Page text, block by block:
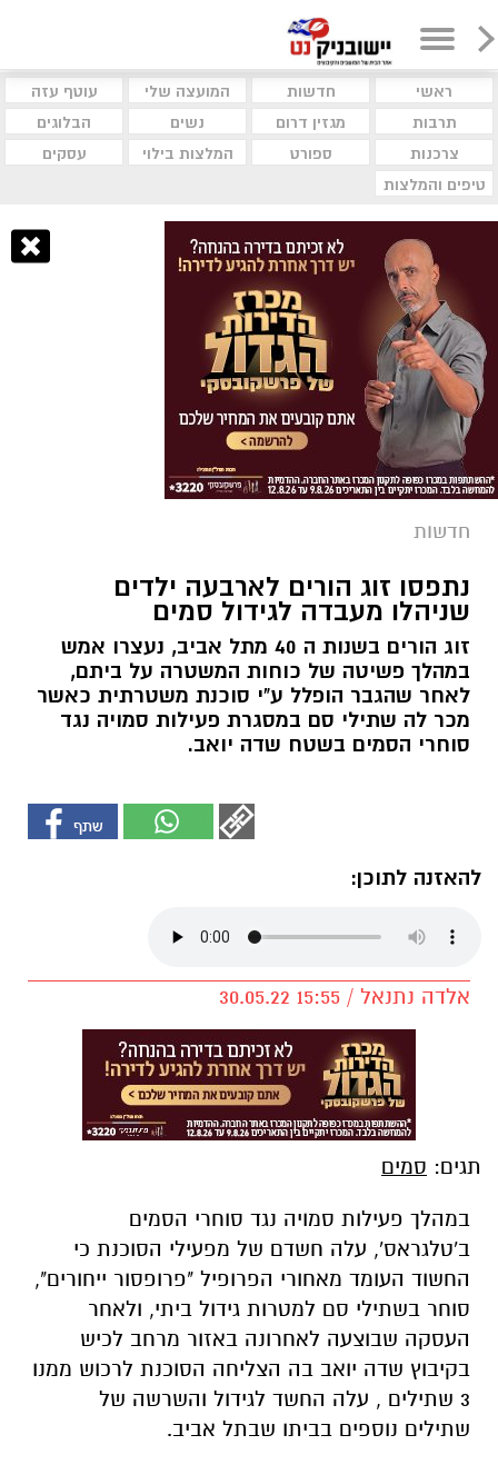
ראשי חדשות המועצה שלי
עוטף עזה
תרבות
מגזין דרום נשים
הבלוגים
צרכנות
ספורט המלצות בילוי
עסקים
טיפים והמלצות
חדשות
נתפסו זוג הורים לארבעה ילדים
שניהלו מעבדה לגידול סמים
זוג הורים בשנות ה 40 מתל אביב, נעצרו אמש
במהלך פשיטה של כוחות המשטרה על ביתם,
לאחר שהגבר הופלל ע"י סוכנת משטרתית כאשר
מכר לה שתילי סם במסגרת פעילות סמויה נגד
סוחרי הסמים בשטח שדה יואב.
להאזנה לתוכן:
אלדה נתנאל / 15:55 30.05.22
תגים: סמים
במהלך פעילות סמויה נגד סוחרי הסמים
ב'טלגראס', עלה חשדם של מפעילי הסוכנת כי
החשוד העומד מאחורי הפרופיל "פרופסור ייחורים",
סוחר בשתילי סם למטרות גידול ביתי, ולאחר
העסקה שבוצעה לאחרונה באזור מרחב לכיש
בקיבוץ שדה יואב בה הצליחה הסוכנת לרכוש ממנו
3 שתילים , עלה החשד לגידול והשרשה של
שתילים נוספים בביתו שבתל אביב.